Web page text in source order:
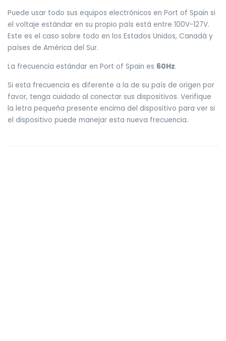
Puede usar todo sus equipos electrónicos en Port of Spain si
el voltaje estándar en su propio país está entre 100V-127V.
Este es el caso sobre todo en los Estados Unidos, Canadá y
países de América del Sur.
La frecuencia estándar en Port of Spain es 60Hz.
Si esta frecuencia es diferente a la de su país de origen por
favor, tenga cuidado al conectar sus dispositivos. Verifique
la letra pequeña presente encima del dispositivo para ver si
el dispositivo puede manejar esta nueva frecuencia.